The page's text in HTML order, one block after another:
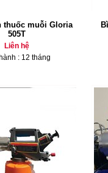
thuốc muỗi Gloria
505T
Liên hệ
: 12 tháng